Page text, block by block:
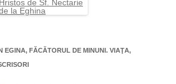
EGINA, FĂCĂTORUL DE MINUNI. VIAŢA,